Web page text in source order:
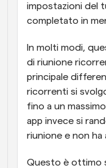
impostazioni del
completato in
In molti modi,
di riunione
principale
ricorrenti si
fino a un
app invece si
riunione e non ha
Questo è ottimo